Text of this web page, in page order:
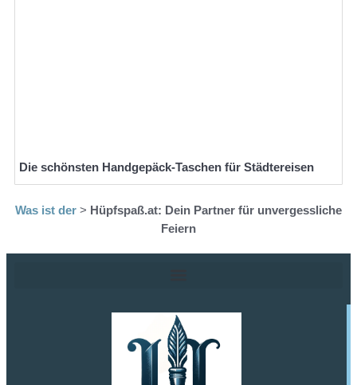
Die schönsten Handgepäck-Taschen für Städtereisen
Was ist der > Hüpfspaß.at: Dein Partner für unvergessliche
Feiern